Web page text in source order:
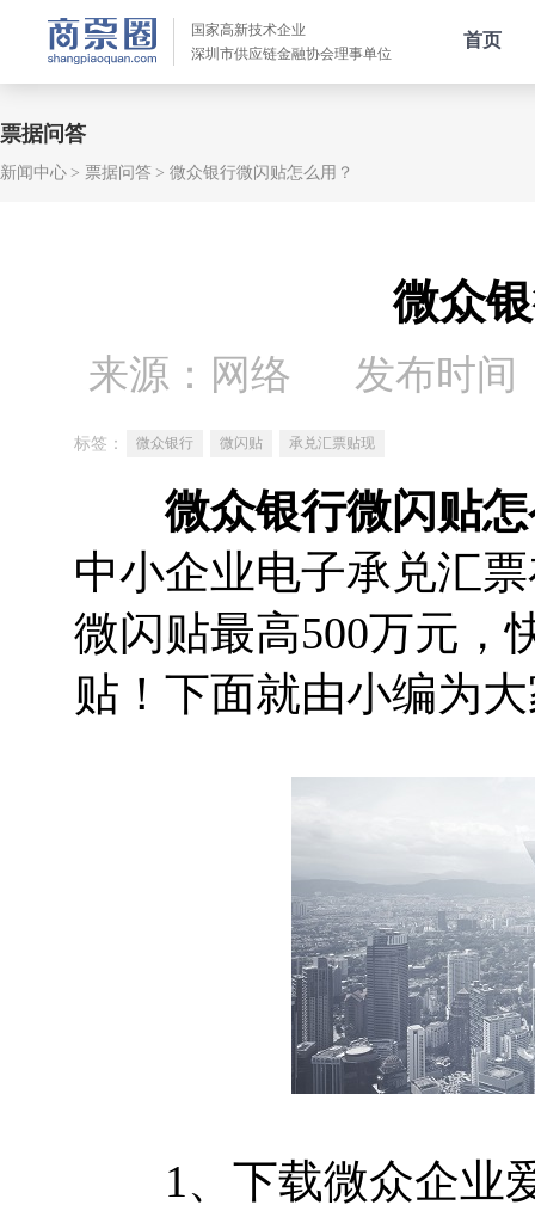
国家高新技术企业
深圳市供应链金融协会理事单位
首页
票据问答
新闻中心 票据问答 微众银行微闪贴怎么用？
微众
来源：网络 发布时间
标签： 微众银行 微闪贴 承兑汇票贴现
微众银行微闪贴
中小企业电子承兑汇
微闪贴最高500万元，
贴！下面就由小编为
1、下载微众企业爱